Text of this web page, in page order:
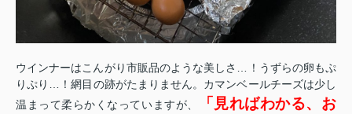
ウインナーはこんがり市販品のような美しさ…！うずらの卵もぷ
りぷり…！網目の跡がたまりません。カマンベールチーズは少し
温まって柔らかくなっていますが、
「見ればわかる、お